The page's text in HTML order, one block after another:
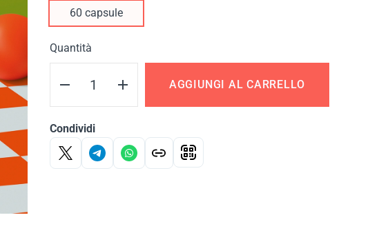
60 capsule
Quantità
AGGIUNGI AL CARRELLO
Condividi